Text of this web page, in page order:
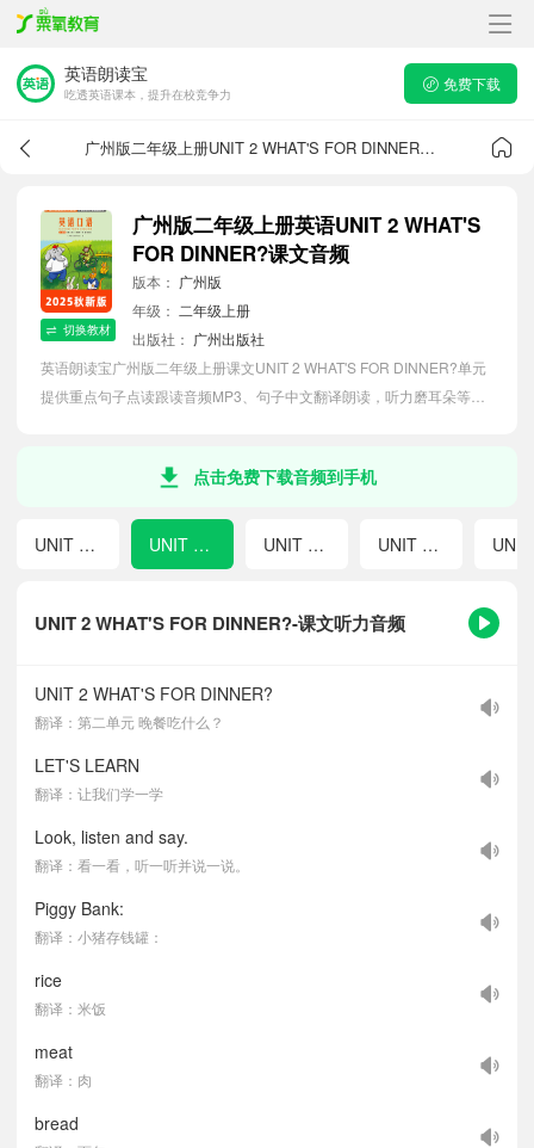
英语朗读宝
吃透英语课本，提升在校竞争力
免费下载
广州版二年级上册UNIT 2 WHAT'S FOR DINNER?课文音频
切换教材
广州版二年级上册英语UNIT 2 WHAT'S
FOR DINNER?课文音频
版本： 广州版
年级： 二年级上册
出版社： 广州出版社
英语朗读宝广州版二年级上册课文UNIT 2 WHAT'S FOR DINNER?单元
提供重点句子点读跟读音频MP3、句子中文翻译朗读，听力磨耳朵等功
点击免费下载音频到手机
UNIT 2 WHAT'S FOR DINNER?-课文听力音频
UNIT 2 WHAT'S FOR DINNER?
翻译：第二单元 晚餐吃什么？
LET'S LEARN
翻译：让我们学一学
Look, listen and say.
翻译：看一看，听一听并说一说。
Piggy Bank:
翻译：小猪存钱罐：
rice
翻译：米饭
meat
翻译：肉
bread
UNIT 1 WHAT CAN YOU DO? UNIT 2 WHAT'S FOR DINNER? UNIT 3 WHAT TIME IS IT? UNIT 4 I'M SKATING